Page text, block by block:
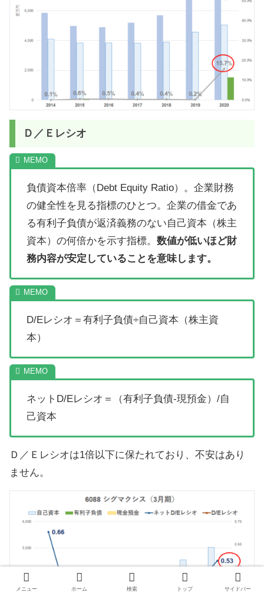
Ｄ／Ｅレシオ
負債資本倍率（Debt Equity Ratio）。企業財務
の健全性を見る指標のひとつ。企業の借金であ
る有利子負債が返済義務のない自己資本（株主
資本）の何倍かを示す指標。 数値が低いほど財
務内容が安定していることを意味します。
D/Eレシオ＝有利子負債÷自己資本（株主資
本）
ネットD/Eレシオ＝（有利子負債-現預金）/自
己資本
Ｄ／Ｅレシオは1倍以下に保たれており、不安はあり
ません。
メニュー ホーム 検索 トップ サイドバー